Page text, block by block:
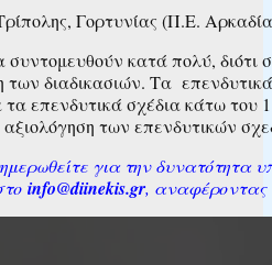
Γορτυνίας (Π.Ε.
συντομευθούν κατά πολύ,
των διαδικασιών. Τα
επενδυτικά σχέδια κάτω του
των επενδυτικών
για την δυνατότητα
info@diinekis.gr, αναφέροντας